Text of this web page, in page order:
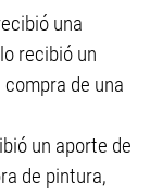
una
recibió un
de una
un aporte de
de pintura,